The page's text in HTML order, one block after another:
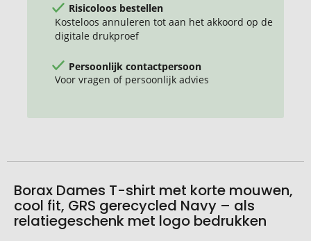
Risicoloos bestellen
Kosteloos annuleren tot aan het akkoord op de
digitale drukproef
Persoonlijk contactpersoon
Voor vragen of persoonlijk advies
Borax Dames T-shirt met korte mouwen,
cool fit, GRS gerecycled Navy – als
relatiegeschenk met logo bedrukken